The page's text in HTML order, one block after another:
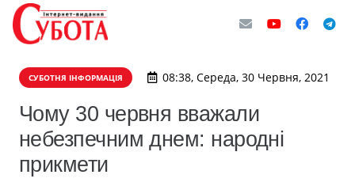
СУБОТНЯ ІНФОРМАЦІЯ 08:38, Середа, 30 Червня, 2021
Чому 30 червня вважали
небезпечним днем: народні
прикмети